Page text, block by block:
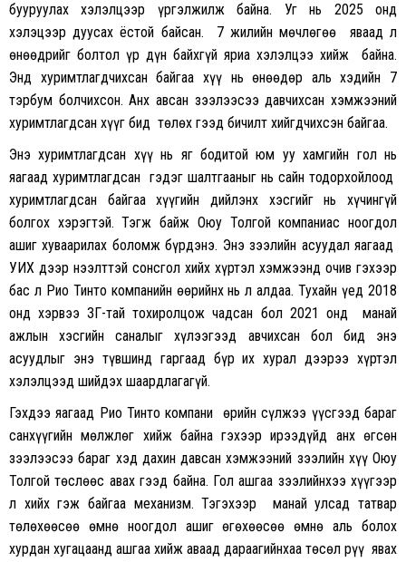
бууруулах хэлэлцээр үргэлжилж байна. Уг нь 2025 онд
хэлэцээр дуусах ёстой байсан. 7 жилийн мөчлөгөө яваад л
өнөөдрийг болтол үр дүн байхгүй яриа хэлэлцээ хийж байна.
Энд хуримтлагдчихсан байгаа хүү нь өнөөдөр аль хэдийн 7
тэрбум болчихсон. Анх авсан зээлээсээ давчихсан хэмжээний
хуримтлагдсан хүүг бид төлөх гээд бичилт хийгдчихсэн байгаа.
Энэ хуримтлагдсан хүү нь яг бодитой юм уу хамгийн гол нь
яагаад хуримтлагдсан гэдэг шалтгааныг нь сайн тодорхойлоод
хуримтлагдсан байгаа хүүгийн дийлэнх хэсгийг нь хүчингүй
болгох хэрэгтэй. Тэгж байж Оюу Толгой компаниас ноогдол
ашиг хуваарилах боломж бүрдэнэ. Энэ зээлийн асуудал яагаад
УИХ дээр нээлттэй сонсгол хийх хүртэл хэмжээнд очив гэхээр
бас л Рио Тинто компанийн өөрийнх нь л алдаа. Тухайн үед 2018
онд хэрвээ ЗГ-тай тохиролцож чадсан бол 2021 онд манай
ажлын хэсгийн саналыг хүлээгээд авчихсан бол бид энэ
асуудлыг энэ түвшинд гаргаад бүр их хурал дээрээ хүртэл
хэлэлцээд шийдэх шаардлагагүй.
Гэхдээ яагаад Рио Тинто компани өрийн сүлжээ үүсгээд бараг
санхүүгийн мөлжлөг хийж байна гэхээр ирээдүйд анх өгсөн
зээлээсээ бараг хэд дахин давсан хэмжээний зээлийн хүү Оюу
Толгой төслөөс авах гээд байна. Гол ашгаа зээлийнхээ хүүгээр
л хийх гэж байгаа механизм. Тэгэхээр манай улсад татвар
төлөхөөсөө өмнө ноогдол ашиг өгөхөөсөө өмнө аль болох
хурдан хугацаанд ашгаа хийж аваад дараагийнхаа төсөл рүү явах